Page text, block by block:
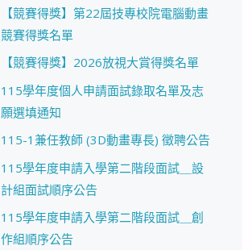
【競賽得獎】第22屆技專校院電腦動畫
競賽得獎名單
【競賽得獎】2026放視大賞得獎名單
115學年度個人申請面試錄取名單及志
願選填通知
115-1兼任教師 (3D動畫專長) 徵聘公告
115學年度申請入學第二階段面試＿設
計組面試順序公告
115學年度申請入學第二階段面試＿創
作組順序公告